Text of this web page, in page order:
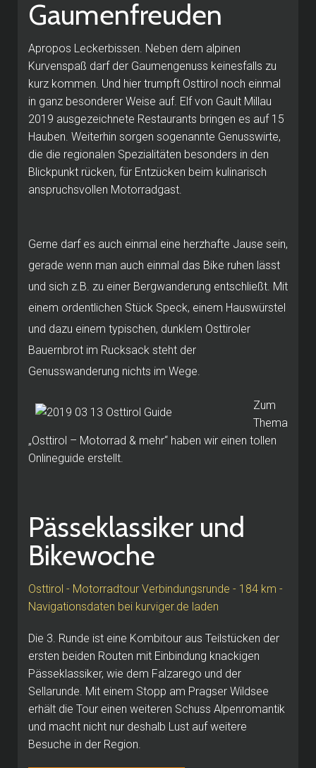
Gaumenfreuden
Apropos Leckerbissen. Neben dem alpinen
Kurvenspaß darf der Gaumengenuss keinesfalls zu
kurz kommen. Und hier trumpft Osttirol noch einmal
in ganz besonderer Weise auf. Elf von Gault Millau
2019 ausgezeichnete Restaurants bringen es auf 15
Hauben. Weiterhin sorgen sogenannte Genusswirte,
die die regionalen Spezialitäten besonders in den
Blickpunkt rücken, für Entzücken beim kulinarisch
anspruchsvollen Motorradgast.
Gerne darf es auch einmal eine herzhafte Jause sein,
gerade wenn man auch einmal das Bike ruhen lässt
und sich z.B. zu einer Bergwanderung entschließt. Mit
einem ordentlichen Stück Speck, einem Hauswürstel
und dazu einem typischen, dunklem Osttiroler
Bauernbrot im Rucksack steht der
Genusswanderung nichts im Wege.
Zum
Thema
„Osttirol – Motorrad & mehr“ haben wir einen tollen
Onlineguide erstellt.
Pässeklassiker und
Bikewoche
Osttirol - Motorradtour Verbindungsrunde - 184 km -
Navigationsdaten bei kurviger.de laden
Die 3. Runde ist eine Kombitour aus Teilstücken der
ersten beiden Routen mit Einbindung knackigen
Pässeklassiker, wie dem Falzarego und der
Sellarunde. Mit einem Stopp am Pragser Wildsee
erhält die Tour einen weiteren Schuss Alpenromantik
und macht nicht nur deshalb Lust auf weitere
Besuche in der Region.